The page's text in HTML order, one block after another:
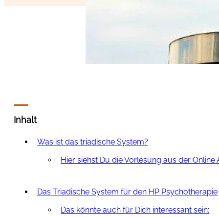
Inhalt
Was ist das triadische System?
Hier siehst Du die Vorlesung aus der
Das Triadische System für den HP Psychotherapie
Das könnte auch für Dich interessant sein: